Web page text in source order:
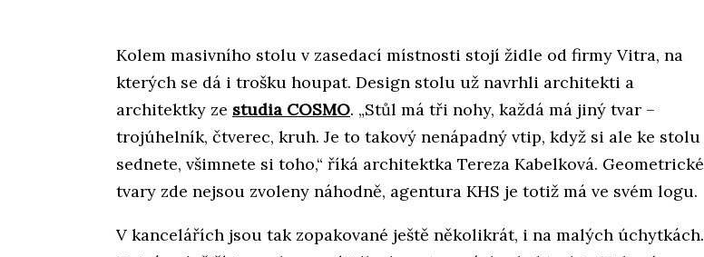
Kolem masivního stolu v zasedací místnosti stojí židle od firmy Vitra, na
kterých se dá i trošku houpat. Design stolu už navrhli architekti a
architektky ze studia COSMO. „Stůl má tři nohy, každá má jiný tvar –
trojúhelník, čtverec, kruh. Je to takový nenápadný vtip, když si ale ke stolu
sednete, všimnete si toho,“ říká architektka Tereza Kabelková. Geometrické
tvary zde nejsou zvoleny náhodně, agentura KHS je totiž má ve svém logu.
V kancelářích jsou tak zopakované ještě několikrát, i na malých úchytkách.